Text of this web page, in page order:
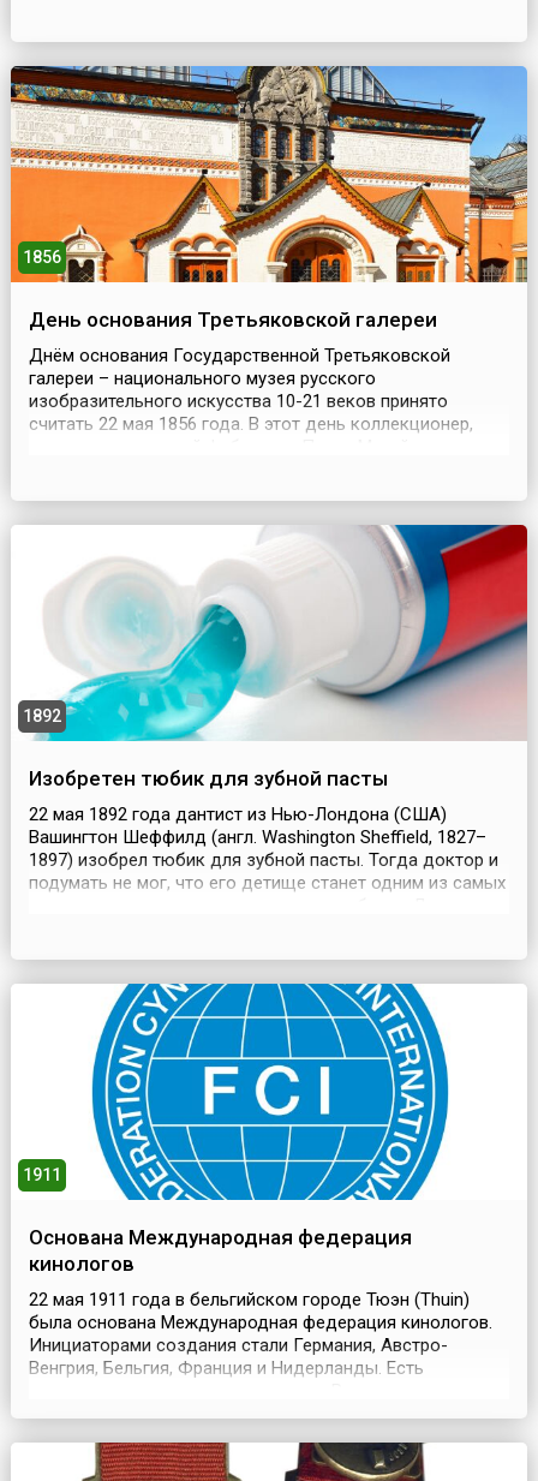
III Ивановича ...
1856
День основания Третьяковской галереи
Днём основания Государственной Третьяковской
галереи – национального музея русского
изобразительного искусства 10-21 веков принято
считать 22 мая 1856 года. В этот день коллекционер,
годы цель создать музей ру...
1892
Изобретен тюбик для зубной пасты
22 мая 1892 года дантист из Нью-Лондона (США)
Вашингтон Шеффилд (англ. Washington Sheffield, 1827–
1897) изобрел тюбик для зубной пасты. Тогда доктор и
подумать не мог, что его детище станет одним из самых
1911
Основана Международная федерация
кинологов
22 мая 1911 года в бельгийском городе Тюэн (Thuin)
была основана Международная федерация кинологов.
Инициаторами создания стали Германия, Австро-
Венгрия, Бельгия, Франция и Нидерланды. Есть
Императорского общества правильной охоты также
интеграции. Однако в связи с политической